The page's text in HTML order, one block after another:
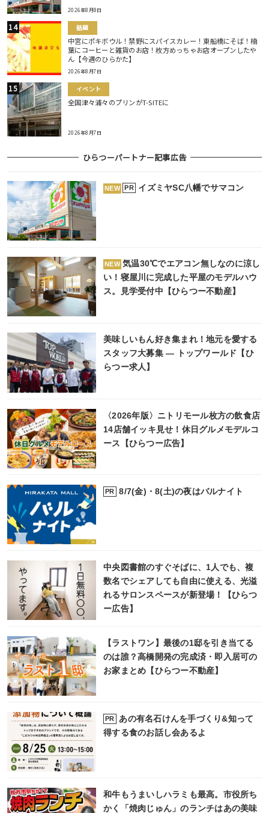
2026年8月8日
話題
中宮にポキボウル！禁野にスパイスカレー！東船橋にそば！楠
葉にコーヒーと雑貨のお店！枚方めっちゃお店オープンしたや
ん【今週のひらかた】
2026年8月7日
イベント
全国津々浦々のプリンがT-SITEに
2026年8月7日
ひらつーパートナー記事広告
NEW PR イズミヤSC八幡でサマコン
NEW 気温30℃でエアコン無しなのに涼し
い！寝屋川に完成した平屋のモデルハウ
ス。見学受付中【ひらつー不動産】
美味しいもん好き集まれ！地元を愛する
スタッフ大募集 ― トップワールド【ひ
らつー求人】
〈2026年版〉ニトリモール枚方の飲食店
14店舗イッキ見せ！休日グルメモデルコ
ース【ひらつー広告】
PR 8/7(金)・8(土)の夜はバルナイト
中央図書館のすぐそばに、1人でも、複
数名でシェアしても自由に使える、光溢
れるサロンスペースが新登場！【ひらつ
ー広告】
【ラストワン】最後の1邸を引き当てる
のは誰？高橋開発の完成済・即入居可の
お家まとめ【ひらつー不動産】
PR
あの有名石けんを手づくり&知って
得する食のお話し会あるよ
和牛もうまいしハラミも最高。市役所ち
かく「焼肉じゅん」のランチはあの美味